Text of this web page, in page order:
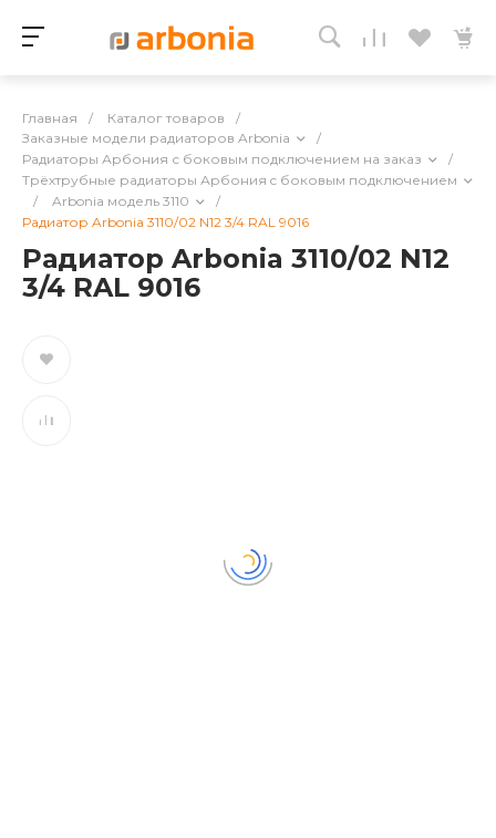
Главная / Каталог товаров
/
Заказные модели радиаторов Arbonia
/
Радиаторы Арбония с боковым подключением на заказ
/
Трёхтрубные радиаторы Арбония c боковым подключением
/
Arbonia модель 3110
/
Радиатор Arbonia 3110/02 N12 3/4 RAL 9016
Радиатор Arbonia 3110/02 N12
3/4 RAL 9016